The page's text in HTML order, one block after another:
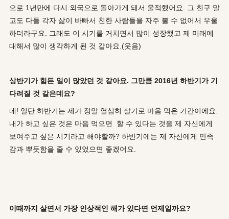
으로 1년만에 다시 외국으로 돌아가게 돼서 울적했어요. 그 친구 말
고도 다들 각자 삶이 바빠서 친한 사람들을 자주 볼 수 없어서 우울
하더라구요. 그래도 이 시기를 거치면서 많이 성장했고 제 미래에
대해서 많이 생각하게 된 것 같아요.(웃음)
상반기가 힘든 일이 많았던 것 같아요. 그만큼 2016년 하반기가 기
다려질 것 같은데요?
네! 일단 하반기는 제가 정말 열심히 살기로 마음 먹은 기간이에요.
내가 하고 싶은 것은 마음 먹으면 할 수 있다는 것을 제 자신에게
보여주고 싶은 시기라고 해야할까? 하반기에는 제 자신에게 만족
감과 뿌듯함을 줄 수 있었으면 좋겠어요.
이때까지 살면서 가장 인상적인 해가 있다면 언제일까요?